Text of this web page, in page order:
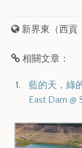
新界東（西貢
相關文章：
藍的天，綠
East Dam @